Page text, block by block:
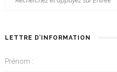
LETTRE D’INFORMATION
Prénom :